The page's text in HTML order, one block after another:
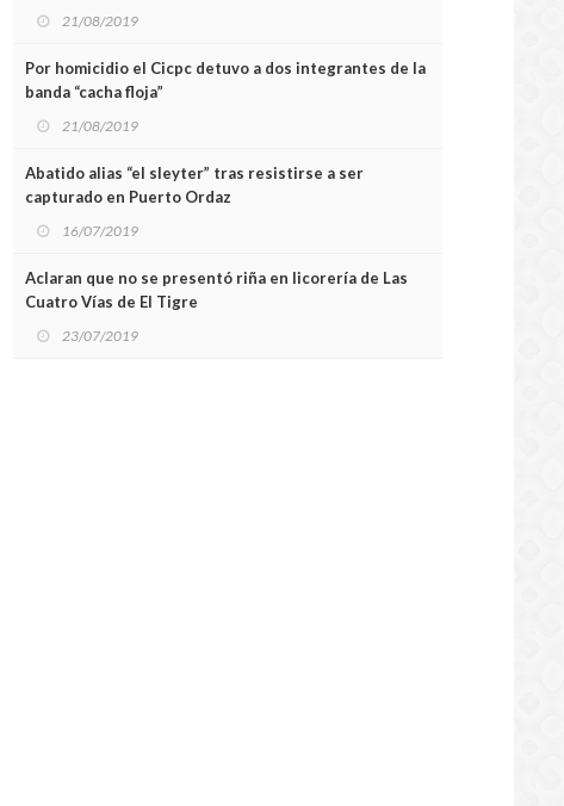
21/08/2019
Por homicidio el Cicpc detuvo a dos integrantes de la
banda “cacha floja”
21/08/2019
Abatido alias “el sleyter” tras resistirse a ser
capturado en Puerto Ordaz
16/07/2019
Aclaran que no se presentó riña en licorería de Las
Cuatro Vías de El Tigre
23/07/2019